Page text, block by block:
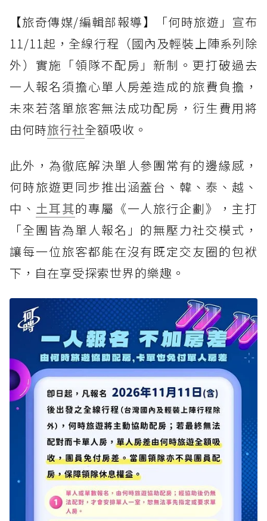
【旅奇傳媒/編輯部報導】「何時旅遊」宣布
11/11起，全線行程（國內及輕裝上陣系列除
外）實施「領隊不配房」新制。更打破過去
一人報名須擔心單人房差造成的旅費負擔，
未來若落單旅客無法成功配房，衍生費用將
由何時旅行社全額吸收。
此外，為徹底解決單人參團常有的邊緣感，
何時旅遊更同步推出涵蓋台、韓、泰、越、
中、 土耳其的專屬《一人旅行企劃》，主打
「全團皆為單人報名」的無壓力社交模式，
讓每一位旅客都能在沒有既定交友圈的包袱
下，自在享受探索世界的樂趣。